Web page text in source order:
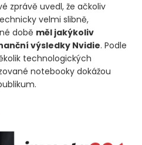
zprávě uvedl, že ačkoliv
velmi slibně,
době měl jakýkoliv
výsledky Nvidie. Podle
technologických
notebooky dokážou
masivně zvyšuje